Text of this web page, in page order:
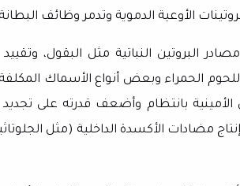
الأوعية الدموية وتدمر وظائف
البروتين النباتية مثل البقول،
الحمراء وبعض أنواع الأسماك
بانتظام وأضعف قدرته على تجديد
مضادات الأكسدة الداخلية (مثل